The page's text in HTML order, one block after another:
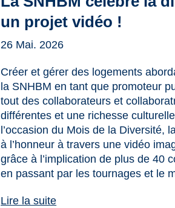
un projet vidéo !
26 Mai. 2026
Créer et gérer des logements
la SNHBM en tant que promoteur
tout des collaborateurs et
différentes et une richesse
l’occasion du Mois de la Diversité,
à l’honneur à travers une vidéo
grâce à l’implication de plus de 40
en passant par les tournages et le
Lire la suite